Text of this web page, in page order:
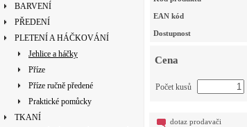
BARVENÍ
PŘEDENÍ
PLETENÍ A HÁČKOVÁNÍ
Jehlice a háčky
Příze
Příze ručně předené
Praktické pomůcky
TKANÍ
EAN kód
Dostupnost
Cena
Počet kusů
dotaz prodavači